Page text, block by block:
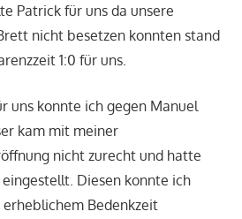
Patrick für uns da unsere
nicht besetzen konnten stand
1:0 für uns.
uns konnte ich gegen Manuel
kam mit meiner
nicht zurecht und hatte
Diesen konnte ich
Bedenkzeit